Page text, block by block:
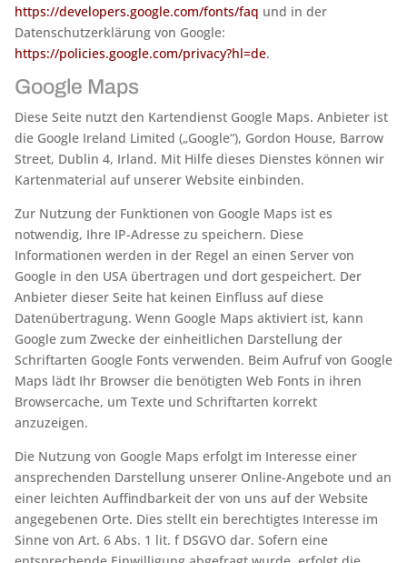
https://developers.google.com/fonts/faq und in der
Datenschutzerklärung von Google:
https://policies.google.com/privacy?hl=de.
Google Maps
Diese Seite nutzt den Kartendienst Google Maps. Anbieter ist
die Google Ireland Limited („Google“), Gordon House, Barrow
Street, Dublin 4, Irland. Mit Hilfe dieses Dienstes können wir
Kartenmaterial auf unserer Website einbinden.
Zur Nutzung der Funktionen von Google Maps ist es
notwendig, Ihre IP-Adresse zu speichern. Diese
Informationen werden in der Regel an einen Server von
Google in den USA übertragen und dort gespeichert. Der
Anbieter dieser Seite hat keinen Einfluss auf diese
Datenübertragung. Wenn Google Maps aktiviert ist, kann
Google zum Zwecke der einheitlichen Darstellung der
Schriftarten Google Fonts verwenden. Beim Aufruf von Google
Maps lädt Ihr Browser die benötigten Web Fonts in ihren
Browsercache, um Texte und Schriftarten korrekt
anzuzeigen.
Die Nutzung von Google Maps erfolgt im Interesse einer
ansprechenden Darstellung unserer Online-Angebote und an
einer leichten Auffindbarkeit der von uns auf der Website
angegebenen Orte. Dies stellt ein berechtigtes Interesse im
Sinne von Art. 6 Abs. 1 lit. f DSGVO dar. Sofern eine